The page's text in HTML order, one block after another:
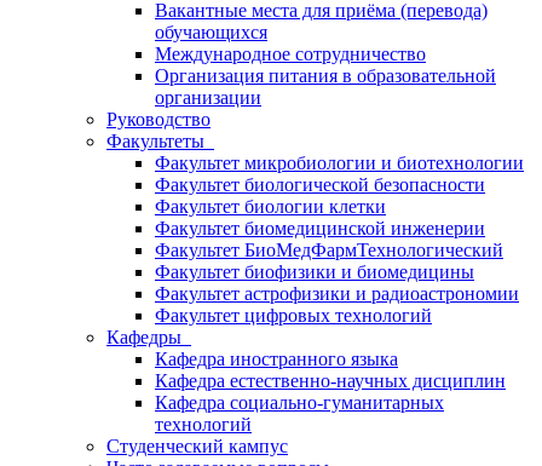
Вакантные места для приёма (перевода)
обучающихся
Международное сотрудничество
Организация питания в образовательной
организации
Руководство
Факультеты
Факультет микробиологии и биотехнологии
Факультет биологической безопасности
Факультет биологии клетки
Факультет биомедицинской инженерии
Факультет БиоМедФармТехнологический
Факультет биофизики и биомедицины
Факультет астрофизики и радиоастрономии
Факультет цифровых технологий
Кафедры
Кафедра иностранного языка
Кафедра естественно-научных дисциплин
Кафедра социально-гуманитарных
технологий
Студенческий кампус